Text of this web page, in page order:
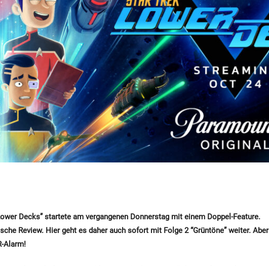
Decks” startete am vergangenen Donnerstag mit einem Doppel-Feature.
Review. Hier geht es daher auch sofort mit Folge 2 “Grüntöne” weiter. Aber
Alarm!